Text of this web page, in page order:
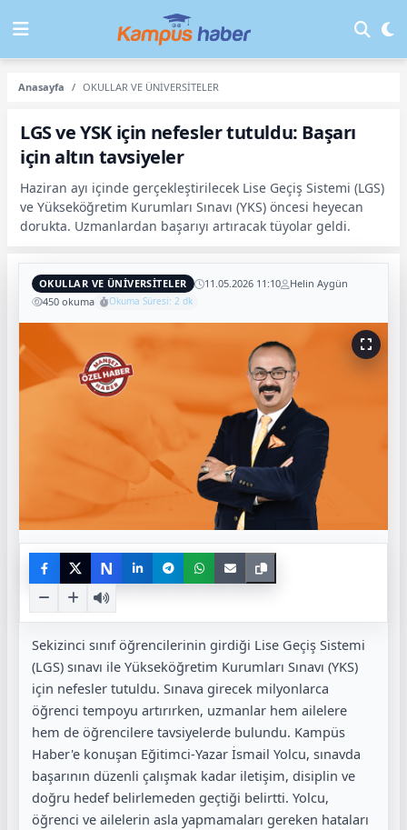
Anasayfa OKULLAR VE ÜNİVERSİTELER
LGS ve YSK için nefesler tutuldu: Başarı
için altın tavsiyeler
Haziran ayı içinde gerçekleştirilecek Lise Geçiş Sistemi (LGS)
ve Yükseköğretim Kurumları Sınavı (YKS) öncesi heyecan
dorukta. Uzmanlardan başarıyı artıracak tüyolar geldi.
OKULLAR VE ÜNİVERSİTELER 11.05.2026 11:10
Helin Aygün
450 okuma
Okuma Süresi: 2 dk
N
Sekizinci sınıf öğrencilerinin girdiği Lise Geçiş Sistemi
(LGS) sınavı ile Yükseköğretim Kurumları Sınavı (YKS)
için nefesler tutuldu. Sınava girecek milyonlarca
öğrenci tempoyu artırırken, uzmanlar hem ailelere
hem de öğrencilere tavsiyelerde bulundu. Kampüs
Haber'e konuşan Eğitimci-Yazar İsmail Yolcu, sınavda
başarının düzenli çalışmak kadar iletişim, disiplin ve
doğru hedef belirlemeden geçtiği belirtti. Yolcu,
öğrenci ve ailelerin asla yapmamaları gereken hataları